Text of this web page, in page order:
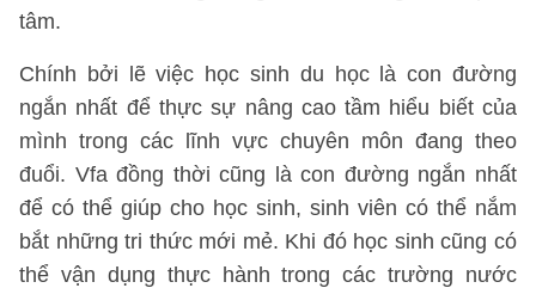
tâm.
Chính bởi lẽ việc học sinh du học là con đường
ngắn nhất để thực sự nâng cao tầm hiểu biết của
mình trong các lĩnh vực chuyên môn đang theo
đuổi. Vfa đồng thời cũng là con đường ngắn nhất
để có thể giúp cho học sinh, sinh viên có thể nắm
bắt những tri thức mới mẻ. Khi đó học sinh cũng có
thể vận dụng thực hành trong các trường nước